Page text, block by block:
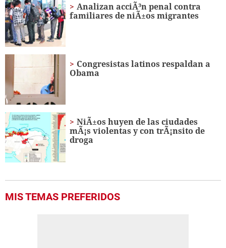
Analizan acciÃ³n penal contra
familiares de niÃ±os migrantes
Congresistas latinos respaldan a
Obama
NiÃ±os huyen de las ciudades
mÃ¡s violentas y con trÃ¡nsito de
droga
MIS TEMAS PREFERIDOS